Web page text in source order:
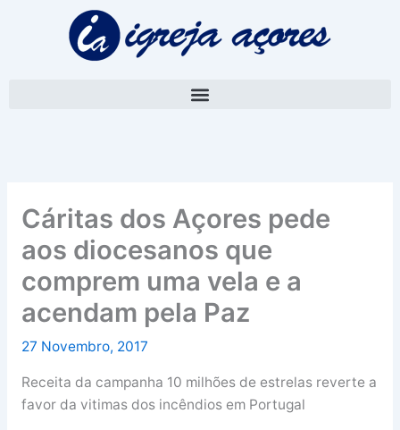
Cáritas dos Açores pede
aos diocesanos que
comprem uma vela e a
acendam pela Paz
27 Novembro, 2017
Receita da campanha 10 milhões de estrelas reverte a
favor da vitimas dos incêndios em Portugal